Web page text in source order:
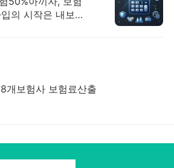
의 시작은 내보험
개보험사 보험료산출